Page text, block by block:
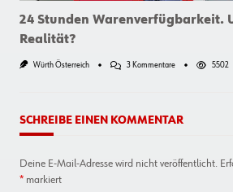
24 Stunden Warenverfügbarkeit.
Realität?
Würth Österreich 3 KommentareZu
Oder
5502
SCHREIBE EINEN KOMMENTAR
Deine E-Mail-Adresse wird nicht veröffentlicht.
* markiert